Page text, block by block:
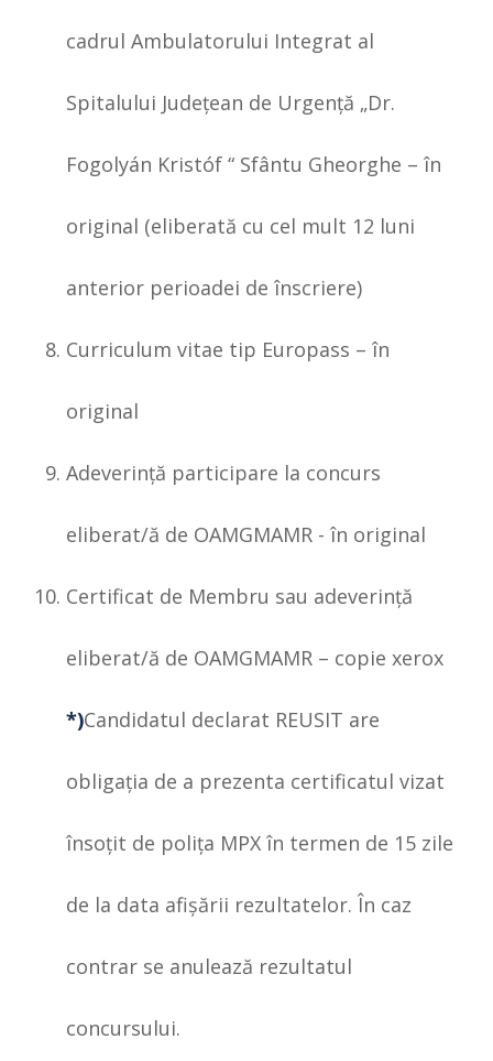
cadrul Ambulatorului Integrat al
Spitalului Judeţean de Urgenţă „Dr.
Fogolyán Kristóf “ Sfântu Gheorghe – în
original (eliberată cu cel mult 12 luni
anterior perioadei de înscriere)
Curriculum vitae tip Europass – în
original
Adeverinţă participare la concurs
eliberat/ă de OAMGMAMR - în original
Certificat de Membru sau adeverință
eliberat/ă de OAMGMAMR – copie xerox
*)Candidatul declarat REUSIT are
obligaţia de a prezenta certificatul vizat
însoţit de poliţa MPX în termen de 15 zile
de la data afişării rezultatelor. În caz
contrar se anulează rezultatul
concursului.